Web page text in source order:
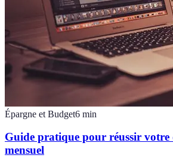
Épargne et Budget6 min
Guide pratique pour réussir votre
mensuel